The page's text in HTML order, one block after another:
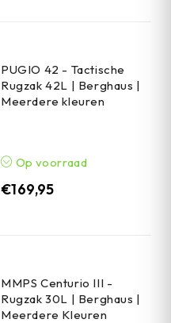
PUGIO 42 - Tactische
Rugzak 42L | Berghaus |
Meerdere kleuren
Op voorraad
€169,95
MMPS Centurio III -
Rugzak 30L | Berghaus |
Meerdere Kleuren